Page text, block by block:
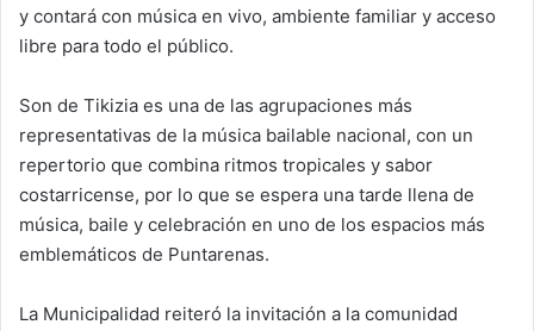
y contará con música en vivo, ambiente familiar y acceso
libre para todo el público.
Son de Tikizia es una de las agrupaciones más
representativas de la música bailable nacional, con un
repertorio que combina ritmos tropicales y sabor
costarricense, por lo que se espera una tarde llena de
música, baile y celebración en uno de los espacios más
emblemáticos de Puntarenas.
La Municipalidad reiteró la invitación a la comunidad